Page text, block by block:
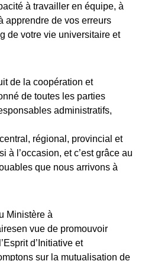
à travailler en équipe, à
apprendre de vos erreurs
de votre vie universitaire et
de la coopération et
de toutes les parties
administratifs,
régional, provincial et
à l’occasion, et c’est grâce au
que nous arrivons à
Ministère à
vue de promouvoir
d’Initiative et
sur la mutualisation de